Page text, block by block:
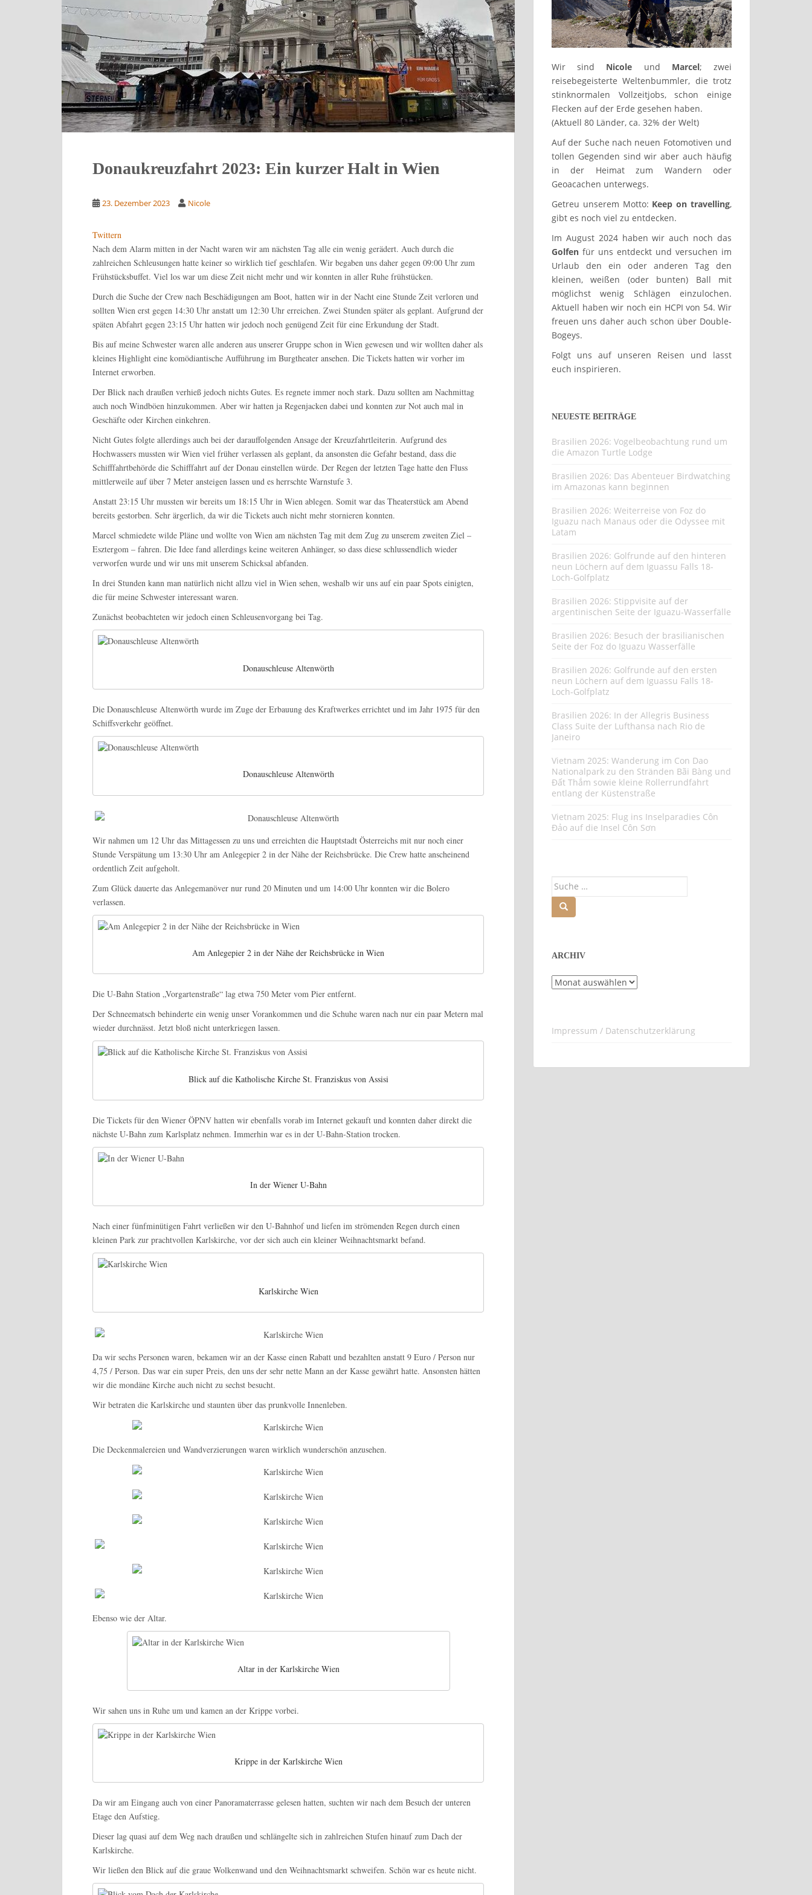
Donaukreuzfahrt 2023: Ein kurzer Halt in Wien
23. Dezember 2023 Nicole
Twittern
Nach dem Alarm mitten in der Nacht waren wir am nächsten Tag alle ein wenig gerädert. Auch durch die
zahlreichen Schleusungen hatte keiner so wirklich tief geschlafen. Wir begaben uns daher gegen 09:00 Uhr zum
Frühstücksbuffet. Viel los war um diese Zeit nicht mehr und wir konnten in aller Ruhe frühstücken.
Durch die Suche der Crew nach Beschädigungen am Boot, hatten wir in der Nacht eine Stunde Zeit verloren und
sollten Wien erst gegen 14:30 Uhr anstatt um 12:30 Uhr erreichen. Zwei Stunden später als geplant. Aufgrund der
späten Abfahrt gegen 23:15 Uhr hatten wir jedoch noch genügend Zeit für eine Erkundung der Stadt.
Bis auf meine Schwester waren alle anderen aus unserer Gruppe schon in Wien gewesen und wir wollten daher als
kleines Highlight eine komödiantische Aufführung im Burgtheater ansehen. Die Tickets hatten wir vorher im
Internet erworben.
Der Blick nach draußen verhieß jedoch nichts Gutes. Es regnete immer noch stark. Dazu sollten am Nachmittag
auch noch Windböen hinzukommen. Aber wir hatten ja Regenjacken dabei und konnten zur Not auch mal in
Geschäfte oder Kirchen einkehren.
Nicht Gutes folgte allerdings auch bei der darauffolgenden Ansage der Kreuzfahrtleiterin. Aufgrund des
Hochwassers mussten wir Wien viel früher verlassen als geplant, da ansonsten die Gefahr bestand, dass die
Schifffahrtbehörde die Schifffahrt auf der Donau einstellen würde. Der Regen der letzten Tage hatte den Fluss
mittlerweile auf über 7 Meter ansteigen lassen und es herrschte Warnstufe 3.
Anstatt 23:15 Uhr mussten wir bereits um 18:15 Uhr in Wien ablegen. Somit war das Theaterstück am Abend
bereits gestorben. Sehr ärgerlich, da wir die Tickets auch nicht mehr stornieren konnten.
Marcel schmiedete wilde Pläne und wollte von Wien am nächsten Tag mit dem Zug zu unserem zweiten Ziel –
Esztergom – fahren. Die Idee fand allerdings keine weiteren Anhänger, so dass diese schlussendlich wieder
verworfen wurde und wir uns mit unserem Schicksal abfanden.
In drei Stunden kann man natürlich nicht allzu viel in Wien sehen, weshalb wir uns auf ein paar Spots einigten,
die für meine Schwester interessant waren.
Zunächst beobachteten wir jedoch einen Schleusenvorgang bei Tag.
Donauschleuse Altenwörth
Die Donauschleuse Altenwörth wurde im Zuge der Erbauung des Kraftwerkes errichtet und im Jahr 1975 für den
Schiffsverkehr geöffnet.
Donauschleuse Altenwörth
Wir nahmen um 12 Uhr das Mittagessen zu uns und erreichten die Hauptstadt Österreichs mit nur noch einer
Stunde Verspätung um 13:30 Uhr am Anlegepier 2 in der Nähe der Reichsbrücke. Die Crew hatte anscheinend
ordentlich Zeit aufgeholt.
Zum Glück dauerte das Anlegemanöver nur rund 20 Minuten und um 14:00 Uhr konnten wir die Bolero
verlassen.
Am Anlegepier 2 in der Nähe der Reichsbrücke in Wien
Die U-Bahn Station „Vorgartenstraße“ lag etwa 750 Meter vom Pier entfernt.
Der Schneematsch behinderte ein wenig unser Vorankommen und die Schuhe waren nach nur ein paar Metern mal
wieder durchnässt. Jetzt bloß nicht unterkriegen lassen.
Blick auf die Katholische Kirche St. Franziskus von Assisi
Die Tickets für den Wiener ÖPNV hatten wir ebenfalls vorab im Internet gekauft und konnten daher direkt die
nächste U-Bahn zum Karlsplatz nehmen. Immerhin war es in der U-Bahn-Station trocken.
In der Wiener U-Bahn
Nach einer fünfminütigen Fahrt verließen wir den U-Bahnhof und liefen im strömenden Regen durch einen
kleinen Park zur prachtvollen Karlskirche, vor der sich auch ein kleiner Weihnachtsmarkt befand.
Karlskirche Wien
Da wir sechs Personen waren, bekamen wir an der Kasse einen Rabatt und bezahlten anstatt 9 Euro / Person nur
4,75 / Person. Das war ein super Preis, den uns der sehr nette Mann an der Kasse gewährt hatte. Ansonsten hätten
wir die mondäne Kirche auch nicht zu sechst besucht.
Wir betraten die Karlskirche und staunten über das prunkvolle Innenleben.
Die Deckenmalereien und Wandverzierungen waren wirklich wunderschön anzusehen.
Ebenso wie der Altar.
Altar in der Karlskirche Wien
Wir sahen uns in Ruhe um und kamen an der Krippe vorbei.
Krippe in der Karlskirche Wien
Da wir am Eingang auch von einer Panoramaterrasse gelesen hatten, suchten wir nach dem Besuch der unteren
Etage den Aufstieg.
Dieser lag quasi auf dem Weg nach draußen und schlängelte sich in zahlreichen Stufen hinauf zum Dach der
Karlskirche.
Wir ließen den Blick auf die graue Wolkenwand und den Weihnachtsmarkt schweifen. Schön war es heute nicht.
Wir sind Nicole und Marcel; zwei
reisebegeisterte Weltenbummler, die trotz
stinknormalen Vollzeitjobs, schon einige
Flecken auf der Erde gesehen haben.
(Aktuell 80 Länder, ca. 32% der Welt)
Auf der Suche nach neuen Fotomotiven und
tollen Gegenden sind wir aber auch häufig
in der Heimat zum Wandern oder
Geoacachen unterwegs.
Getreu unserem Motto: Keep on travelling,
gibt es noch viel zu entdecken.
Im August 2024 haben wir auch noch das
Golfen für uns entdeckt und versuchen im
Urlaub den ein oder anderen Tag den
kleinen, weißen (oder bunten) Ball mit
möglichst wenig Schlägen einzulochen.
Aktuell haben wir noch ein HCPI von 54. Wir
freuen uns daher auch schon über Double-
Bogeys.
Folgt uns auf unseren Reisen und lasst
euch inspirieren.
NEUESTE BEITRÄGE
Brasilien 2026: Vogelbeobachtung rund um
die Amazon Turtle Lodge
Brasilien 2026: Das Abenteuer Birdwatching
im Amazonas kann beginnen
Brasilien 2026: Weiterreise von Foz do
Iguazu nach Manaus oder die Odyssee mit
Latam
Brasilien 2026: Golfrunde auf den hinteren
neun Löchern auf dem Iguassu Falls 18-
Loch-Golfplatz
Brasilien 2026: Stippvisite auf der
argentinischen Seite der Iguazu-Wasserfälle
Brasilien 2026: Besuch der brasilianischen
Seite der Foz do Iguazu Wasserfälle
Brasilien 2026: Golfrunde auf den ersten
neun Löchern auf dem Iguassu Falls 18-
Loch-Golfplatz
Brasilien 2026: In der Allegris Business
Class Suite der Lufthansa nach Rio de
Janeiro
Vietnam 2025: Wanderung im Con Dao
Nationalpark zu den Stränden Bãi Bàng und
Đất Thắm sowie kleine Rollerrundfahrt
entlang der Küstenstraße
Vietnam 2025: Flug ins Inselparadies Côn
Đảo auf die Insel Côn Sơn
ARCHIV
Archiv
Impressum / Datenschutzerklärung